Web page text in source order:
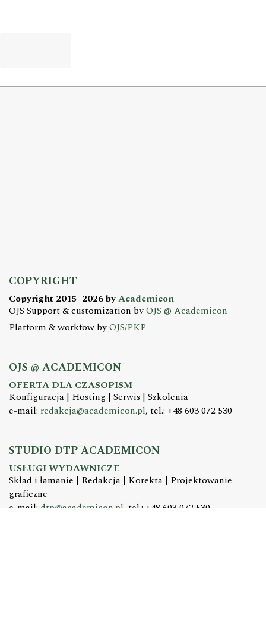
COPYRIGHT
Copyright 2015–2026 byAcademicon
OJS Support & customization byOJS @ Academicon
Platform & workfow byOJS/PKP
OJS @ ACADEMICON
OFERTA DLA CZASOPISM
Konfiguracja | Hosting | Serwis | Szkolenia
e-mail: redakcja@academicon.pl, tel.: +48 603 072 530
STUDIO DTP ACADEMICON
USŁUGI WYDAWNICZE
Skład i łamanie | Redakcja | Korekta | Projektowanie
graficzne
e-mail: dtp@academicon.pl , tel.: +48 603 072 530